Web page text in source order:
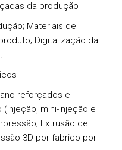
da produção
Materiais de
Digitalização da
reforçados e
mini-injeção e
Extrusão de
3D por fabrico por